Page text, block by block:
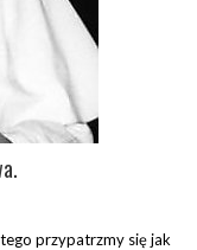
przypatrzmy się jak